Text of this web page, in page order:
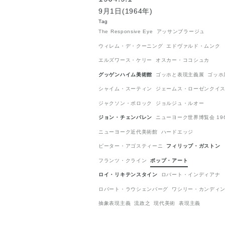
9月1日(1964年)
Tag
The Responsive Eye
アッサンブラージュ
ウィレム・デ・クーニング エドヴァルド・ムンク
エルズワース・ケリー オスカー・ココシュカ
グッゲンハイム美術館 ゴッホと表現主義展 ゴッホ
シャイム・スーティン ジェームス・ローゼンクイ
ジャクソン・ポロック ジョルジュ・ルオー
ジョン・チェンバレン ニューヨーク世界博覧会
ニューヨーク近代美術館 ハードエッジ
ピーター・アゴスティーニ フィリップ・ガストン
フランツ・クライン ポップ・アート
ロイ・リキテンスタイン ロバート・インディアナ
ロバート・ラウシェンバーグ ワシリー・カンディ
抽象表現主義 流政之 現代美術 表現主義